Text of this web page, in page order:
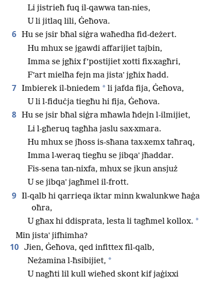
Li jistrieħ fuq il-qawwa tan-nies,
U li jitlaq lili, Ġeħova.
6 Hu se jsir bħal siġra waħedha fid-deżert.
Hu mhux se jgawdi affarijiet tajbin,
Imma se jgħix f’postijiet xotti fix-xagħri,
F’art mielħa fejn ma jistaʼ jgħix ħadd.
7 Imbierek il-bniedem * li jafda fija, Ġeħova,
U li l-fiduċja tiegħu hi fija, Ġeħova.
8 Hu se jsir bħal siġra mħawla ħdejn l-ilmijiet,
Li l-għeruq tagħha jaslu sax-xmara.
Hu mhux se jħoss is-sħana tax-xemx taħraq,
Imma l-weraq tiegħu se jibqaʼ jħaddar.
Fis-sena tan-nixfa, mhux se jkun ansjuż
U se jibqaʼ jagħmel il-frott.
9 Il-qalb hi qarrieqa iktar minn kwalunkwe ħaġa
oħra,
U għax hi ddisprata, lesta li tagħmel kollox. *
Min jistaʼ jifhimha?
10 Jien, Ġeħova, qed infittex fil-qalb,
Neżamina l-ħsibijiet, *
U nagħti lil kull wieħed skont kif jaġixxi